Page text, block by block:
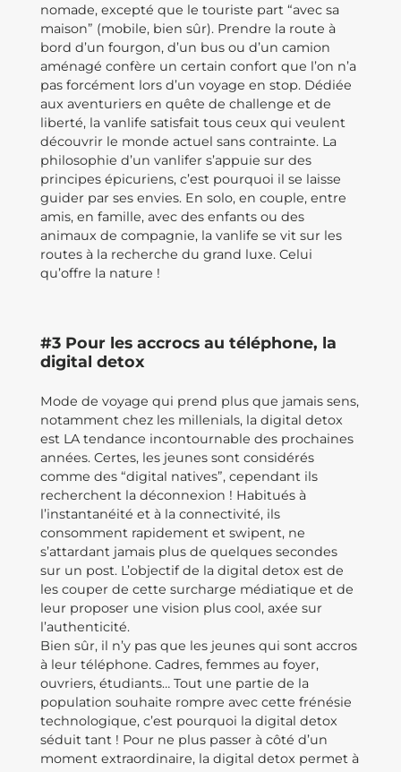
nomade, excepté que le touriste part “avec sa
maison” (mobile, bien sûr). Prendre la route à
bord d’un fourgon, d’un bus ou d’un camion
aménagé confère un certain confort que l’on n’a
pas forcément lors d’un voyage en stop. Dédiée
aux aventuriers en quête de challenge et de
liberté, la vanlife satisfait tous ceux qui veulent
découvrir le monde actuel sans contrainte. La
philosophie d’un vanlifer s’appuie sur des
principes épicuriens, c’est pourquoi il se laisse
guider par ses envies. En solo, en couple, entre
amis, en famille, avec des enfants ou des
animaux de compagnie, la vanlife se vit sur les
routes à la recherche du grand luxe. Celui
qu’offre la nature !
#3 Pour les accrocs au téléphone, la
digital detox
Mode de voyage qui prend plus que jamais sens,
notamment chez les millenials, la digital detox
est LA tendance incontournable des prochaines
années. Certes, les jeunes sont considérés
comme des “digital natives”, cependant ils
recherchent la déconnexion ! Habitués à
l’instantanéité et à la connectivité, ils
consomment rapidement et swipent, ne
s’attardant jamais plus de quelques secondes
sur un post. L’objectif de la digital detox est de
les couper de cette surcharge médiatique et de
leur proposer une vision plus cool, axée sur
l’authenticité.
Bien sûr, il n’y pas que les jeunes qui sont accros
à leur téléphone. Cadres, femmes au foyer,
ouvriers, étudiants… Tout une partie de la
population souhaite rompre avec cette frénésie
technologique, c’est pourquoi la digital detox
séduit tant ! Pour ne plus passer à côté d’un
moment extraordinaire, la digital detox permet à